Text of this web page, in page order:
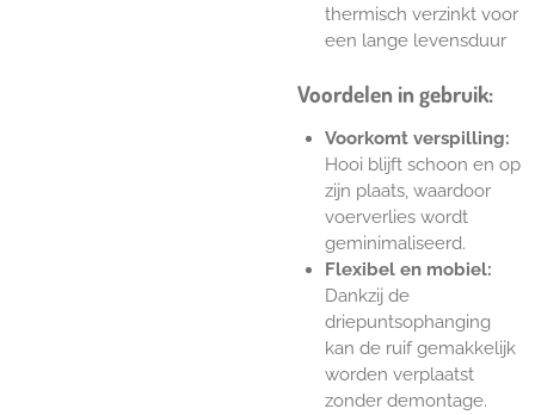
thermisch verzinkt voor
een lange levensduur
Voordelen in gebruik:
Voorkomt verspilling:
Hooi blijft schoon en op
zijn plaats, waardoor
voerverlies wordt
geminimaliseerd.
Flexibel en mobiel:
Dankzij de
driepuntsophanging
kan de ruif gemakkelijk
worden verplaatst
zonder demontage.